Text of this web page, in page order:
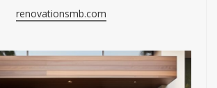
renovationsmb.com